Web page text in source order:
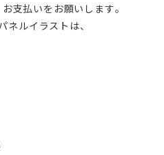
支払いをお願いします。
ルイラストは、